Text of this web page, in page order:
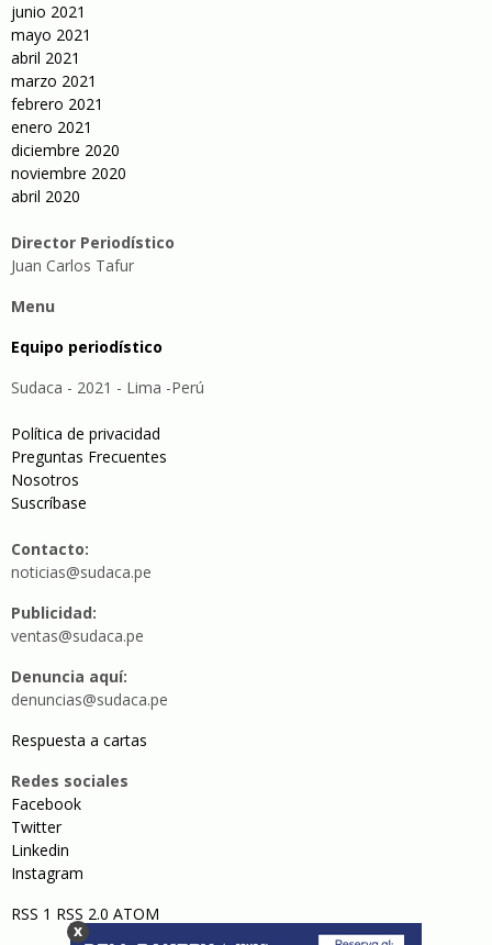
junio 2021
mayo 2021
abril 2021
marzo 2021
febrero 2021
enero 2021
diciembre 2020
noviembre 2020
abril 2020
Director Periodístico
Juan Carlos Tafur
Menu
Equipo periodístico
Sudaca - 2021 - Lima -Perú
Política de privacidad
Preguntas Frecuentes
Nosotros
Suscríbase
Contacto:
noticias@sudaca.pe
Publicidad:
ventas@sudaca.pe
Denuncia aquí:
denuncias@sudaca.pe
Respuesta a cartas
Redes sociales
Facebook
Twitter
Linkedin
Instagram
RSS 1 RSS 2.0 ATOM
x